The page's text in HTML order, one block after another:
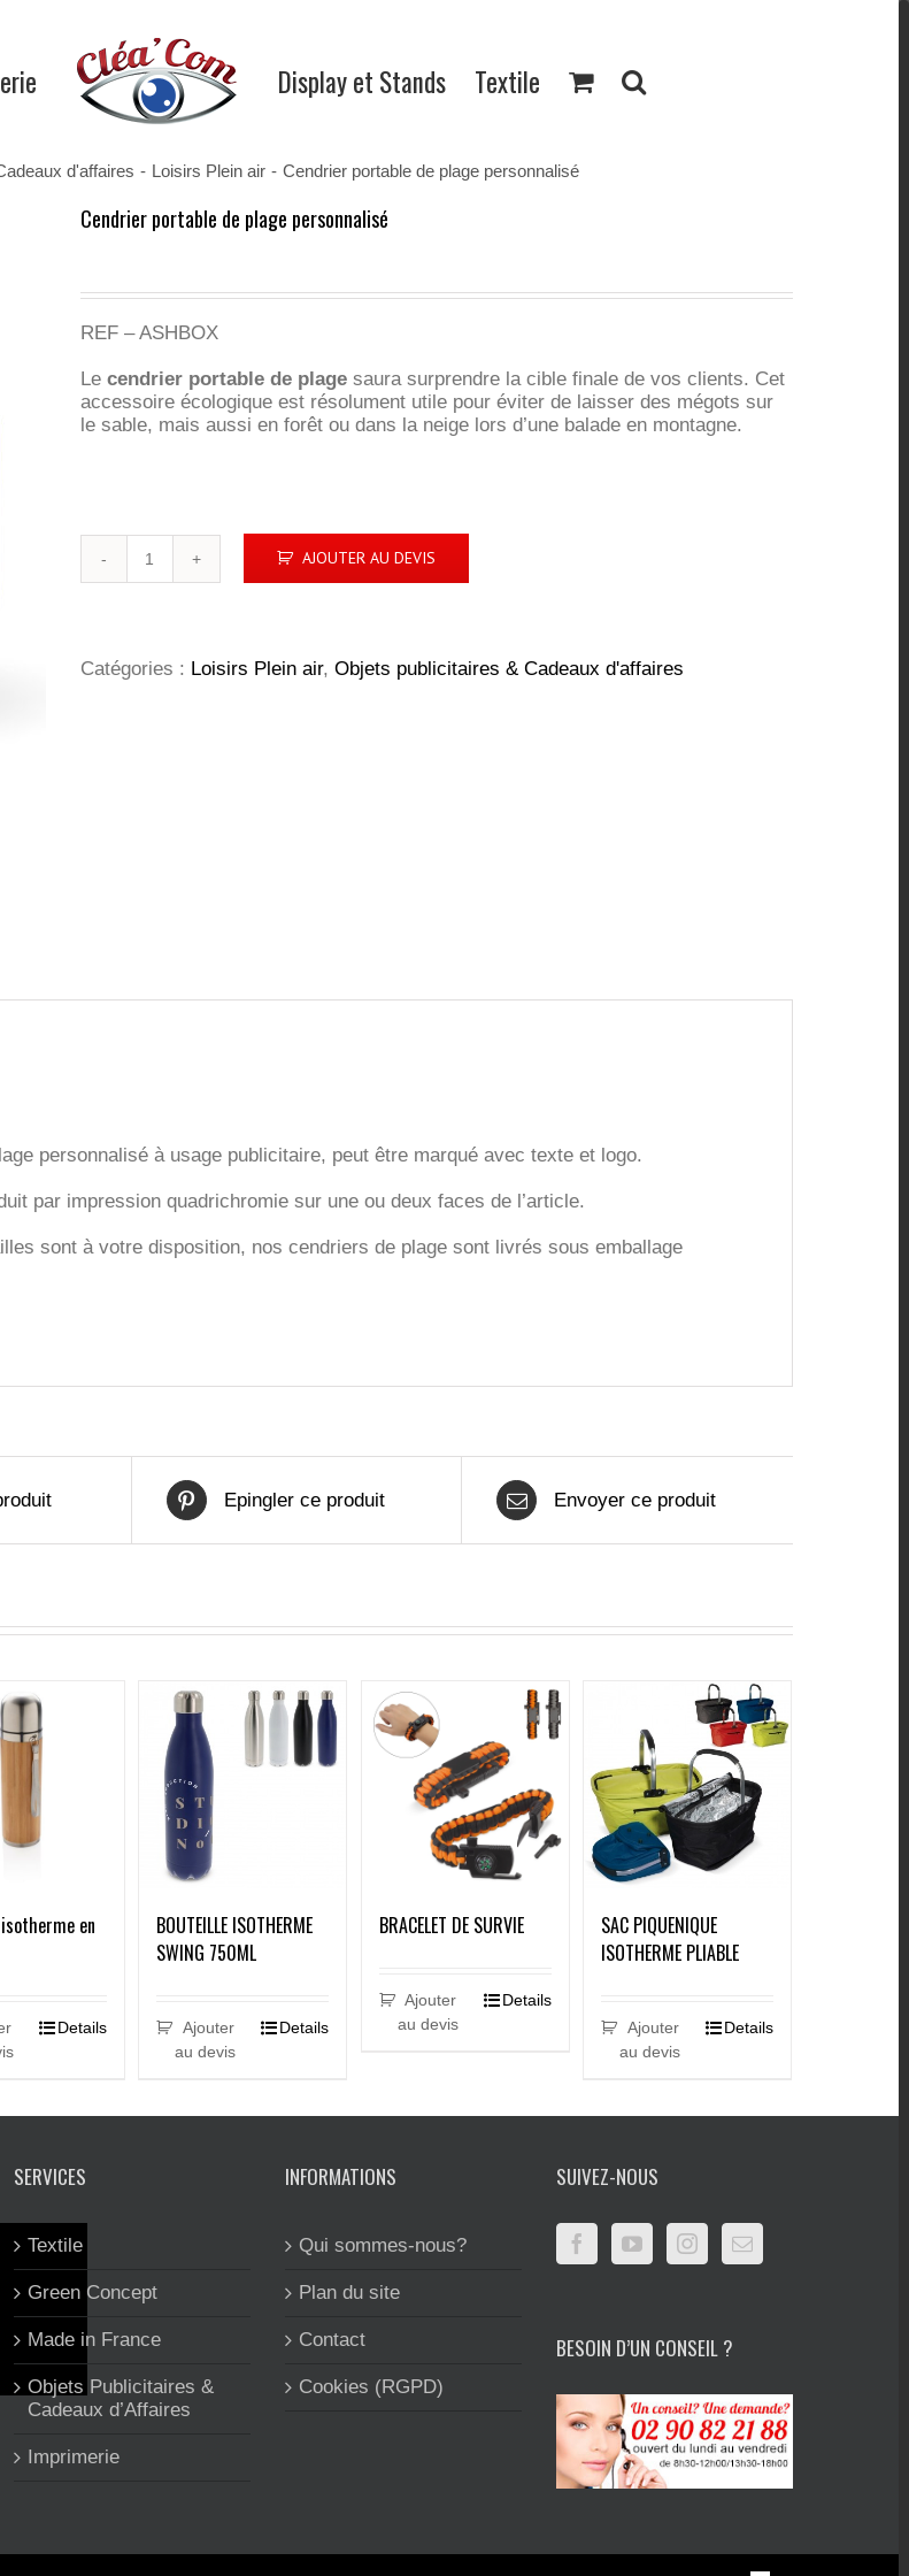
Display et Stands Textile
d'affaires - Loisirs Plein air - Cendrier portable de plage personnalisé
Cendrier portable de plage personnalisé
REF – ASHBOX
Le cendrier portable de plagesaura surprendre la cible finale de vos clients. Cet
accessoire écologique est résolument utile pour éviter de laisser des mégots sur
le sable, mais aussi en forêt ou dans la neige lors d’une balade en montagne.
de
plage
personnalisé
AJOUTER AU DEVIS
Catégories : Loisirs Plein air, Objets publicitaires & Cadeaux d'affaires
personnalisé à usage publicitaire, peut être marqué avec texte et logo.
par impression quadrichromie sur une ou deux faces de l’article.
sont à votre disposition, nos cendriers de plage sont livrés sous emballage
Epingler ce produit Envoyer ce produit
en
Details
BOUTEILLE ISOTHERME
SWING 750ML
Ajouter
au devis
Details
BRACELET DE SURVIE
Ajouter
au devis
Details
SAC PIQUENIQUE
ISOTHERME PLIABLE
Ajouter
au devis
Details
SERVICES
Textile
Green Concept
Made in France
Objets Publicitaires &
Cadeaux d’Affaires
Imprimerie
INFORMATIONS
Qui sommes-nous?
Plan du site
Contact
Cookies (RGPD)
SUIVEZ-NOUS
BESOIN D’UN CONSEIL ?